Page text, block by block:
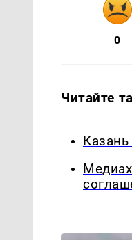
0
Читайте